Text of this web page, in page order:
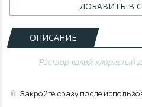
ДОБАВИТЬ В
ОПИСАНИЕ
Раствор калий хлористый
📎 Закройте сразу после